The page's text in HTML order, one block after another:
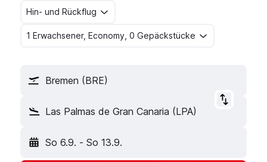
Hin- und Rückflug
1 Erwachsener, Economy, 0 Gepäckstücke
Bremen (BRE)
Las Palmas de Gran Canaria (LPA)
So 6.9. - So 13.9.